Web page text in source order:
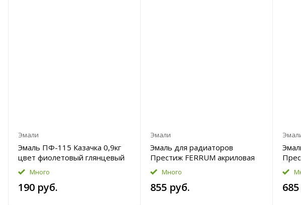
Эмали
Эмаль ПФ-115 Казачка 0,9кг
цвет фиолетовый глянцевый
Уценка
Много
190 руб.
Эмали
Эмаль для радиаторов
Престиж FERRUM акриловая
1,9кг цвет белый
полуглянцевый Уценка
Много
855 руб.